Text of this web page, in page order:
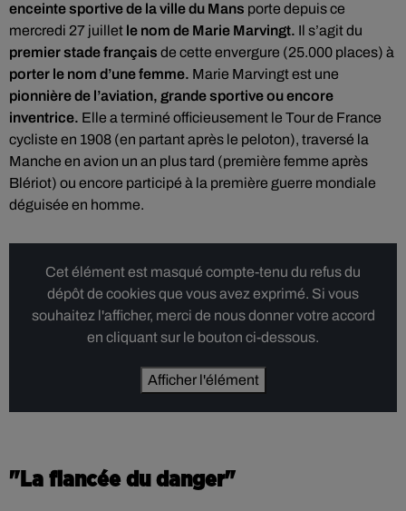
enceinte sportive de la ville du Mans porte depuis ce
mercredi 27 juillet le nom de Marie Marvingt. Il s’agit du
premier stade français de cette envergure (25.000 places) à
porter le nom d’une femme. Marie Marvingt est une
pionnière de l’aviation, grande sportive ou encore
inventrice. Elle a terminé officieusement le Tour de France
cycliste en 1908 (en partant après le peloton), traversé la
Manche en avion un an plus tard (première femme après
Blériot) ou encore participé à la première guerre mondiale
déguisée en homme.
Cet élément est masqué compte-tenu du refus du
dépôt de cookies que vous avez exprimé. Si vous
souhaitez l'afficher, merci de nous donner votre accord
en cliquant sur le bouton ci-dessous.
Afficher l'élément
"La fiancée du danger"